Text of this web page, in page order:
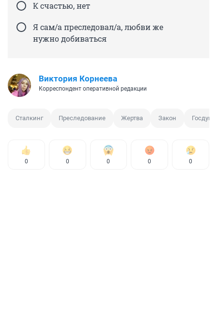
К счастью, нет
Я сам/а преследовал/а, любви же
нужно добиваться
Виктория Корнеева
Корреспондент оперативной редакции
Сталкинг Преследование Жертва Закон Госдума
0 0 0 0 0